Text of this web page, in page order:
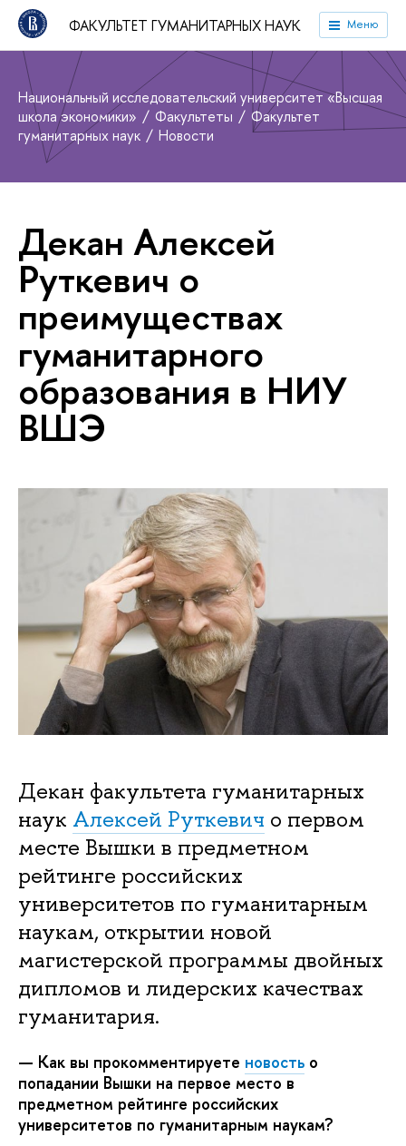
ФАКУЛЬТЕТ ГУМАНИТАРНЫХ НАУК Меню
Национальный исследовательский университет «Высшая
школа экономики»
Факультеты
Факультет
гуманитарных наук
Новости
Декан Алексей
Руткевич о
преимуществах
гуманитарного
образования в НИУ
ВШЭ
Декан факультета гуманитарных
наук Алексей Руткевич о первом
месте Вышки в предметном
рейтинге российских
университетов по гуманитарным
наукам, открытии новой
магистерской программы двойных
дипломов и лидерских качествах
гуманитария.
— Как вы прокомментируете новость о
попадании Вышки на первое место в
предметном рейтинге российских
университетов по гуманитарным наукам?